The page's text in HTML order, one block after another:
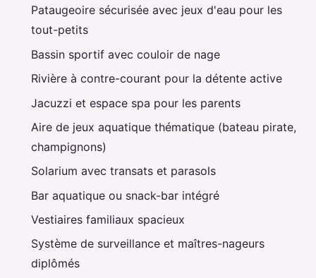
Pataugeoire sécurisée avec jeux d'eau pour les
tout-petits
Bassin sportif avec couloir de nage
Rivière à contre-courant pour la détente active
Jacuzzi et espace spa pour les parents
Aire de jeux aquatique thématique (bateau pirate,
champignons)
Solarium avec transats et parasols
Bar aquatique ou snack-bar intégré
Vestiaires familiaux spacieux
Système de surveillance et maîtres-nageurs
diplômés